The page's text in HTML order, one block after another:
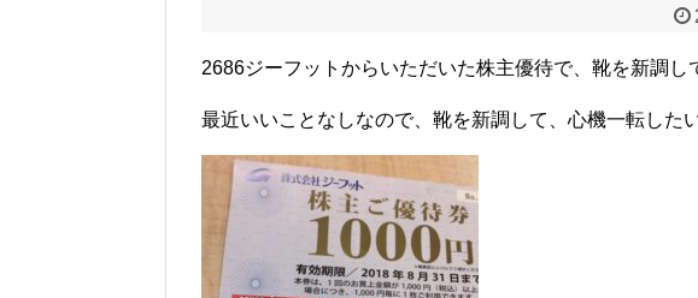
2686ジーフットからいただいた株主優待で、靴を新調し
最近いいことなしなので、靴を新調して、心機一転した